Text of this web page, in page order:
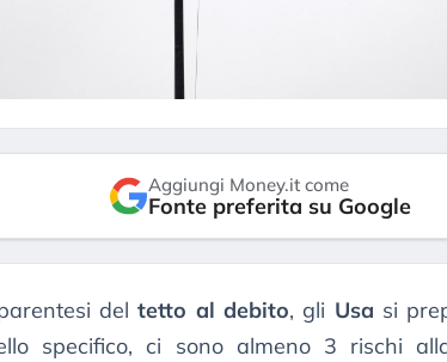
Aggiungi Money.it come
Fonte preferita su Google
deltetto al debito, gli Usa si
specifico, ci sono almeno 3 rischi
valutazioni estreme alla
Cosa sta guidando il
segni di stanchezza
le (…)
Kospi,
30 luglio 2026